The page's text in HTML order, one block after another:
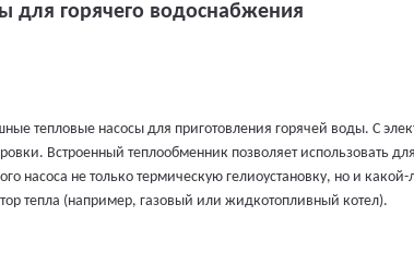
для горячего водоснабжения
тепловые насосы для приготовления горячей воды. С
Встроенный теплообменник позволяет использовать
насоса не только термическую гелиоустановку, но и
тепла (например, газовый или жидкотопливный котел).